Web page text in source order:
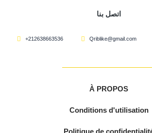
اتصل بنا
+212638663536 Qriblike@gmail.com
À PROPOS
Conditions d'utilisation